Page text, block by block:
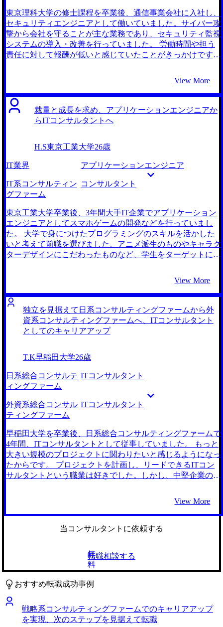
東京理科大学の修士課程を卒業後、通信事業会社に入社し、
セキュリティエンジニアとして働いていました。サイバー攻
撃から会社を守ることが主な業務であり、セキュリティ監視
システムの導入・改善を行っていました。 労働時間や担う
責任に対して報酬が低いと感じていたことがきっかけです。
であるにも関わらず給与の上がり幅が小さく、割に合わない
仕事だと感じるようになりました。 大学院時代の友人がコ
ンサルタントへ転職したことを聞いたことがきっかけです。
元々は別の事業会社へセキュリティエンジニアとして転職し
サルタントに転職していたことを知りました。 彼も同じよ
うにセキュリティエンジニアの年収が低いことに不満を感じ
ていたらしいのですが、コンサルに転職することでその不満
は払拭されたという話を聞き、自分も同じようにコンサルタ
ントへ転職したいと感じました。 2社です。 藤谷さんとの初
相談する前は友人が利用していたエージェントに相談したの
ですが、CAの方と相性が悪くエージェントを変えたいと考
えていました。丁度そのタイミングでビズリーチで藤谷さん
からスカウトを頂きました。 藤谷さんはエンジニアの転職
支援実績が豊富な方だということもあり、前職での業務内容
面接は初めてだったので最初はボロボロだったのですが、ど
ういった教材でインプットするべきか、何を意識してアウト
プットするべきかなどのハウトゥーを詳しく教えていただき
ました。また模擬面接を実施していただき、本番さながらの
緊張感で練習することができました。 おかげで本番のケー
ス面接でも自信を持って臨むことができ、無事第一志望のフ
幅に改善されたことです。給与はもちろんですが、労働時間
ドワークが強要されるイメージだったので、嬉しい驚きでし
た。 まともな志望動機を用意するのに苦労しました。元々
待遇が不満で転職を決めたのですがそれをそのまま伝えるわ
けにもいかず、納得感のある志望動機を作る必要がありまし
た。藤谷さんの助言も多分に頂きながら、なんとか形にする
ことができました。 転職前は年収550万円、転職後は年収
750万円になりました。 ゆくゆくは事業会社のCTOとして活
躍したいと考えています。そのためにもプロジェクトを通じ
て自分の技術力を高めつつ、マネジメント経験も積んでいき
たいです。直近だと2年以内にシニアコンサルタントへ昇進
View More
裁量と成長を求め、アプリケーションエンジニアか
らITコンサルタントへ
H.S東京工業大学26歳
IT業界 アプリケーションエンジニア
IT系コンサルティン
グファーム
コンサルタント
東京工業大学卒業後、3年間大手IT企業でアプリケーション
エンジニアとしてスマホゲームの開発などを行っていまし
た。 大学で身につけたプログラミングのスキルを活かした
いと考えて前職を選びました。アニメ派生のものやキャラク
ターデザインにこだわったものなど、学生をターゲットにし
って評価をされる自律的な雰囲気を魅力に感じていました。
しかし、実際には上司の一言でチームの意思決定が大幅に変
わることもあり、自己決定権が少なく不満を募らせていまし
た。 また、業務内容に関しても、現実に存在する課題に自
身の知識とスキルを活かして対処したいと考えるようになり
その企業の課題分析から戦略の実行支援まで行っていると話
していました。また、自身の能力が正当に評価される環境だ
とも言っていました。 若い頃から裁量を持って働くことが
でき、実力主義な環境であるコンサルティングファームに大
きな魅力を感じました。 また、ITコンサルタントとしてな
ら、自身の経験とスキルを活かし、課題分析から実装までを
みです。初回面談でコンサルティングファームへの解像度の
高さを感じたからです。 転職を考え始めた当初から、ITコ
ンサルタントを志望していたので、コンサルティングファー
ムに精通しているMyVisionさんにお願いしました。 特に、
ゲーム作成の際に私が重視していたお客様目線で行う業務を
面談の際に、想像より多くのCRMコンサルタントの選択肢
を伝えていただけて驚きました。 そして、担当の藤谷さん
が多数のエンジニアの転職支援経験をお持ちで、エンジニア
感じたので安心してお願いすることができました。 コンサ
ルティングファームに就職するには必須のケース面接の練習
に何度も付き合っていただけました。面接本番で実際に見ら
れる評価項目をもとにフィードバックを行っていただけるの
はMyVisionさんならではかと思います。 さらにエンジニア
としての自身の活動を知識やスキルベースで押し出しすぎて
いて、コンサルタントを志望するうえで必要なコミュニケー
View More
独立を見据えて日系コンサルティングファームから外
資系コンサルティングファームへ、ITコンサルタント
としてのキャリアアップ
T.K早稲田大学26歳
日系総合コンサルテ
ィングファーム
ITコンサルタント
外資系総合コンサル
ティングファーム
ITコンサルタント
早稲田大学を卒業後、日系総合コンサルティングファームで
4年間、ITコンサルタントとして従事していました。 もっと
大きい規模のプロジェクトに関わりたいと感じるようになっ
たからです。 プロジェクトを計画し、リードできるITコン
サルタントという職業は好きでした。しかし、中堅企業のシ
元々ゼネラリストよりもスペシャリスト志向であったこと
や、特定の組織や人間関係に縛られて生きるのが苦手だった
こともあり、将来的には独立してフリーランスのITコンサル
系ファームで大規模なプロジェクトの経験も積んでから独立
した方が、将来的にフリーランスで働く時に自身の価値が向
上するだろうとも考えていました。 将来的にフリーランス
のITコンサルタントになろうと考えていたため、よりスキ
ル・経験を磨けそうなITコンサルタントへの転職に絞って検
討しました。しかし、外資系コンサルティングファームに入
れば確実に大規模なプロジェクトに関われるのかという不安
はありました。そのため、外資系コンサルティングファーム
View More
当コンサルタントに依頼する
無
料
転職相談する
おすすめ転職成功事例
戦略系コンサルティングファームでのキャリアアップ
を実現、次のステップを見据えて転職